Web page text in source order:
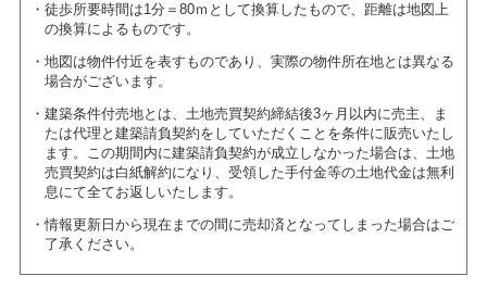
徒歩所要時間は1分＝80ｍとして換算したもので、距離は地図上
の換算によるものです。
地図は物件付近を表すものであり、実際の物件所在地とは異なる
場合がございます。
建築条件付売地とは、土地売買契約締結後3ヶ月以内に売主、ま
たは代理と建築請負契約をしていただくことを条件に販売いたし
ます。この期間内に建築請負契約が成立しなかった場合は、土地
売買契約は白紙解約になり、受領した手付金等の土地代金は無利
息にて全てお返しいたします。
情報更新日から現在までの間に売却済となってしまった場合はご
了承ください。